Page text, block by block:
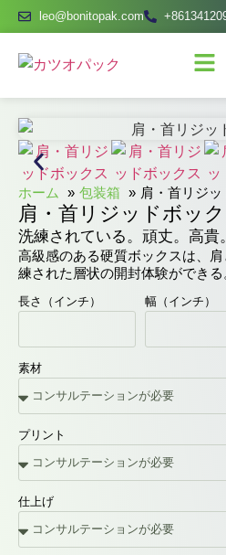
leo@bonitopak.com
ホーム 包装箱 肩・首リジ
肩・首リジッドボッ
洗練されている。頑丈。高貴。
高級感のある硬質ボックスは、
練された層状の開封体験ができる
長さ（インチ） 幅（インチ）
素材
プリント
仕上げ